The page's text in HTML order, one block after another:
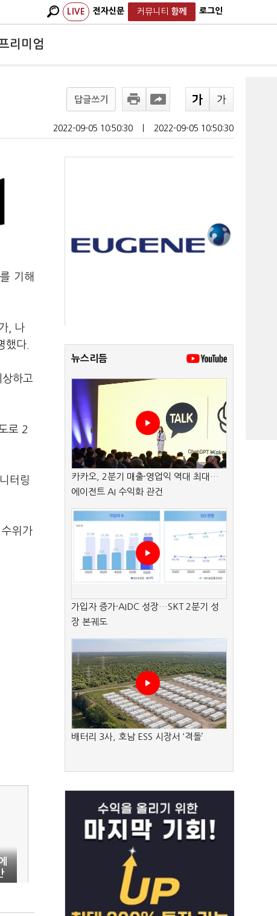
LIVE 전자신문 커뮤니티 함께 로그인
리미엄
답글쓰기
2022-09-05 10:50:30 2022-09-05 10:50:30
기해
, 나
했다.
하고
로 2
터링
위가
뉴스리듬
카카오, 2분기 매출·영업익 역대 최대…
에이전트 AI 수익화 관건
가입자 증가·AIDC 성장…SKT 2분기 성
장 본궤도
배터리 3사, 호남 ESS 시장서 ‘격돌’